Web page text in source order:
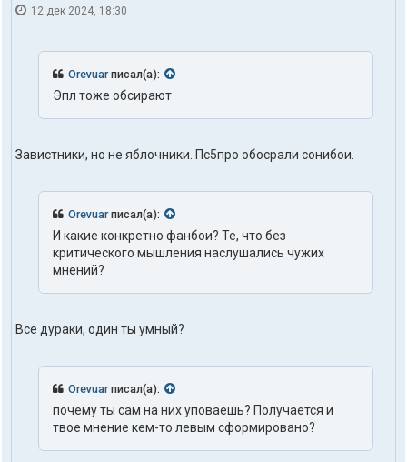
12 дек 2024, 18:30
Orevuarписал(а):
Эпл тоже обсирают
Завистники, но не яблочники. Пс5про обосрали сонибои.
Orevuarписал(а):
И какие конкретно фанбои? Те, что без
критического мышления наслушались чужих
мнений?
Все дураки, один ты умный?
Orevuarписал(а):
почему ты сам на них уповаешь? Получается и
твое мнение кем-то левым сформировано?